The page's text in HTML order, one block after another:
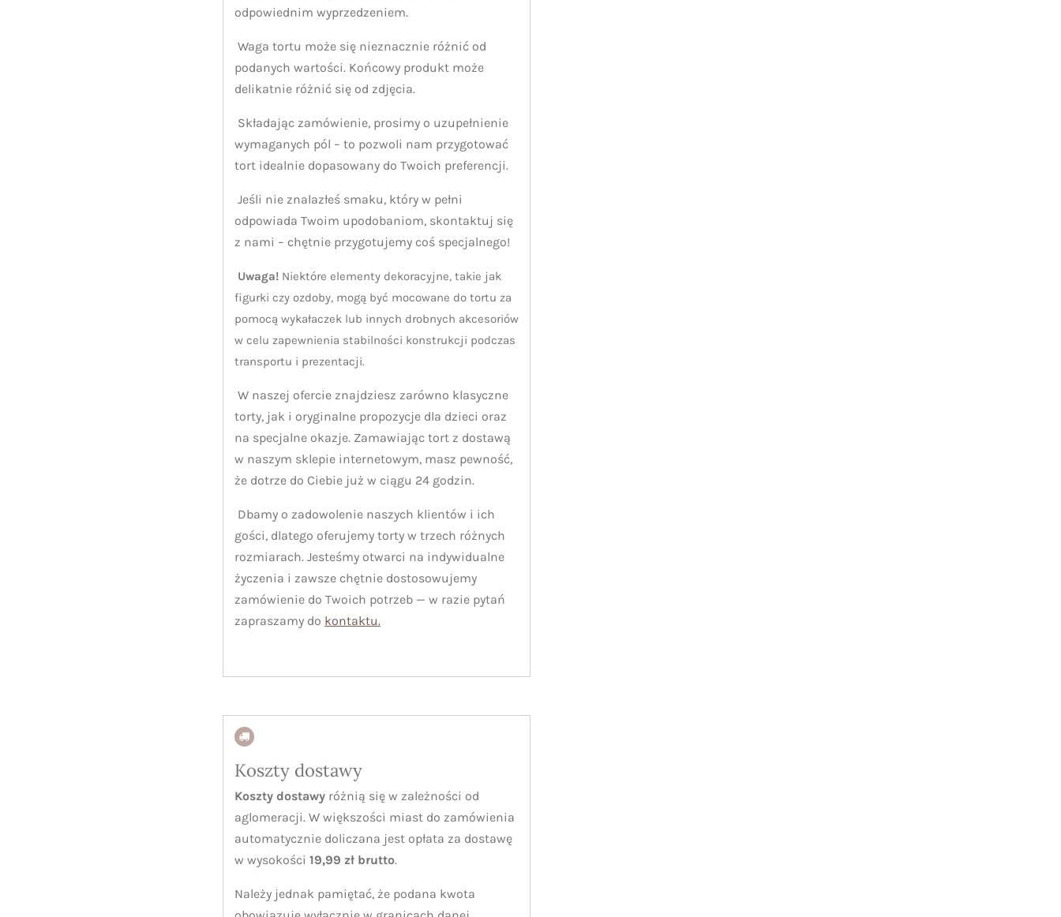
odpowiednim wyprzedzeniem.
Waga tortu może się nieznacznie różnić od
podanych wartości. Końcowy produkt może
delikatnie różnić się od zdjęcia.
Składając zamówienie, prosimy o uzupełnienie
wymaganych pól – to pozwoli nam przygotować
tort idealnie dopasowany do Twoich preferencji.
Jeśli nie znalazłeś smaku, który w pełni
odpowiada Twoim upodobaniom, skontaktuj się
z nami – chętnie przygotujemy coś specjalnego!
Uwaga! Niektóre elementy dekoracyjne, takie jak
figurki czy ozdoby, mogą być mocowane do tortu za
pomocą wykałaczek lub innych drobnych akcesoriów
w celu zapewnienia stabilności konstrukcji podczas
transportu i prezentacji.
W naszej ofercie znajdziesz zarówno klasyczne
torty, jak i oryginalne propozycje dla dzieci oraz
na specjalne okazje. Zamawiając tort z dostawą
w naszym sklepie internetowym, masz pewność,
że dotrze do Ciebie już w ciągu 24 godzin.
Dbamy o zadowolenie naszych klientów i ich
gości, dlatego oferujemy torty w trzech różnych
rozmiarach. Jesteśmy otwarci na indywidualne
życzenia i zawsze chętnie dostosowujemy
zamówienie do Twoich potrzeb — w razie pytań
zapraszamy do kontaktu.
Koszty dostawy
Koszty dostawy różnią się w zależności od
aglomeracji. W większości miast do zamówienia
automatycznie doliczana jest opłata za dostawę
w wysokości 19,99 zł brutto.
Należy jednak pamiętać, że podana kwota